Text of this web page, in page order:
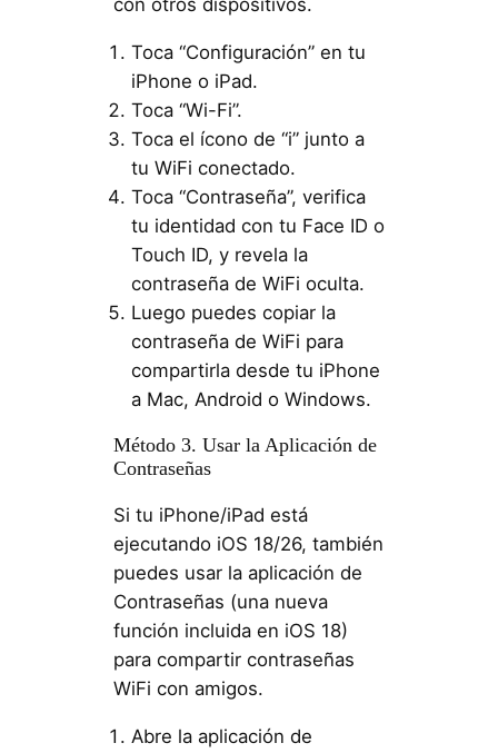
Toca “Configuración” en tu
iPhone o iPad.
Toca “Wi-Fi”.
Toca el ícono de “i” junto a
tu WiFi conectado.
Toca “Contraseña”, verifica
tu identidad con tu Face ID o
Touch ID, y revela la
contraseña de WiFi oculta.
Luego puedes copiar la
contraseña de WiFi para
compartirla desde tu iPhone
a Mac, Android o Windows.
Método 3. Usar la Aplicación de
Contraseñas
Si tu iPhone/iPad está
ejecutando iOS 18/26, también
puedes usar la aplicación de
Contraseñas (una nueva
función incluida en iOS 18)
para compartir contraseñas
WiFi con amigos.
Abre la aplicación de